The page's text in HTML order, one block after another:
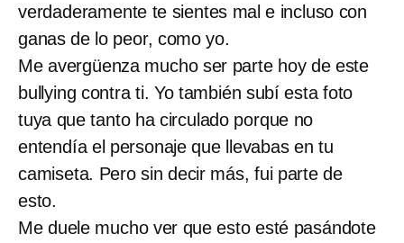
verdaderamente te sientes mal e incluso con
ganas de lo peor, como yo.
Me avergüenza mucho ser parte hoy de este
bullying contra ti. Yo también subí esta foto
tuya que tanto ha circulado porque no
entendía el personaje que llevabas en tu
camiseta. Pero sin decir más, fui parte de
esto.
Me duele mucho ver que esto esté pasándote